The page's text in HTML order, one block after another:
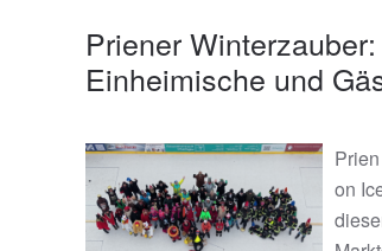
Priener
Einheimische und
on